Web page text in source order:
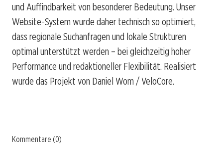
und Auffindbarkeit von besonderer Bedeutung. Unser
Website-System wurde daher technisch so optimiert,
dass regionale Suchanfragen und lokale Strukturen
optimal unterstützt werden – bei gleichzeitig hoher
Performance und redaktioneller Flexibilität. Realisiert
wurde das Projekt von Daniel Wom / VeloCore.
Kommentare (0)